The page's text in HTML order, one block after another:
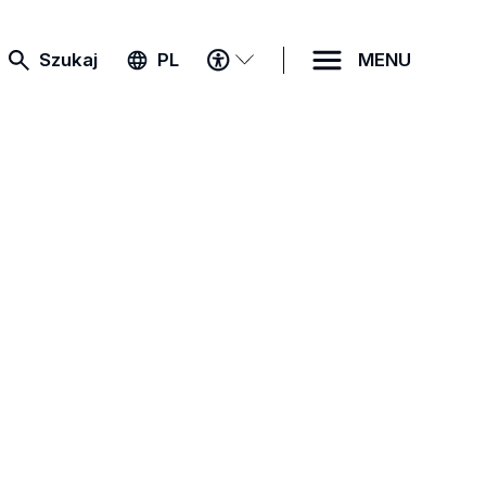
Szukaj PL
MENU
DOSTĘPNOŚCI
MENU